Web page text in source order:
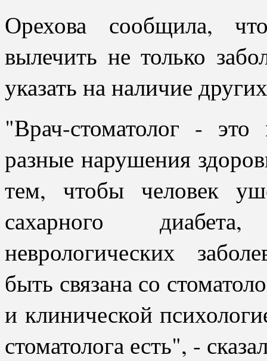
Орехова сообщила,
вылечить не только
указать на наличие
"Врач-стоматолог -
разные нарушения
тем, чтобы человек
сахарного
неврологических
быть связана со
и клинической
стоматолога есть", -